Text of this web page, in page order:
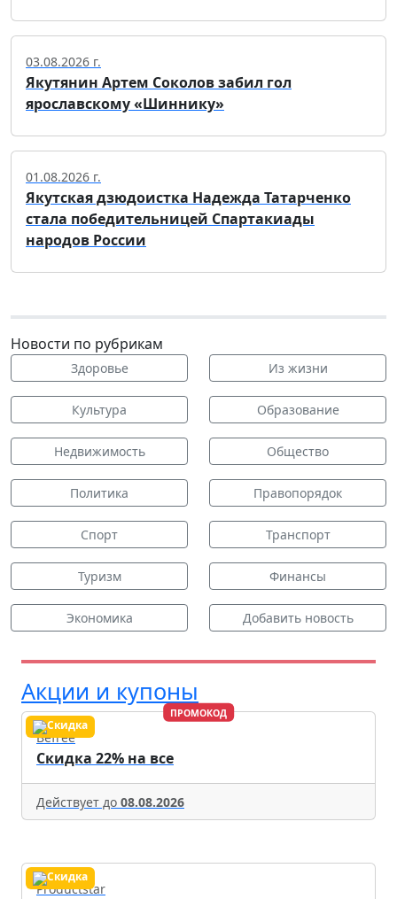
03.08.2026 г.
Якутянин Артем Соколов забил гол
ярославскому «Шиннику»
01.08.2026 г.
Якутская дзюдоистка Надежда Татарченко
стала победительницей Спартакиады
народов России
Новости по рубрикам
Здоровье Из жизни
Культура Образование
Недвижимость Общество
Политика Правопорядок
Спорт Транспорт
Туризм Финансы
Экономика Добавить новость
Акции и купоны
ПРОМОКОД
Befree
Скидка 22% на все
Действует до 08.08.2026
Productstar